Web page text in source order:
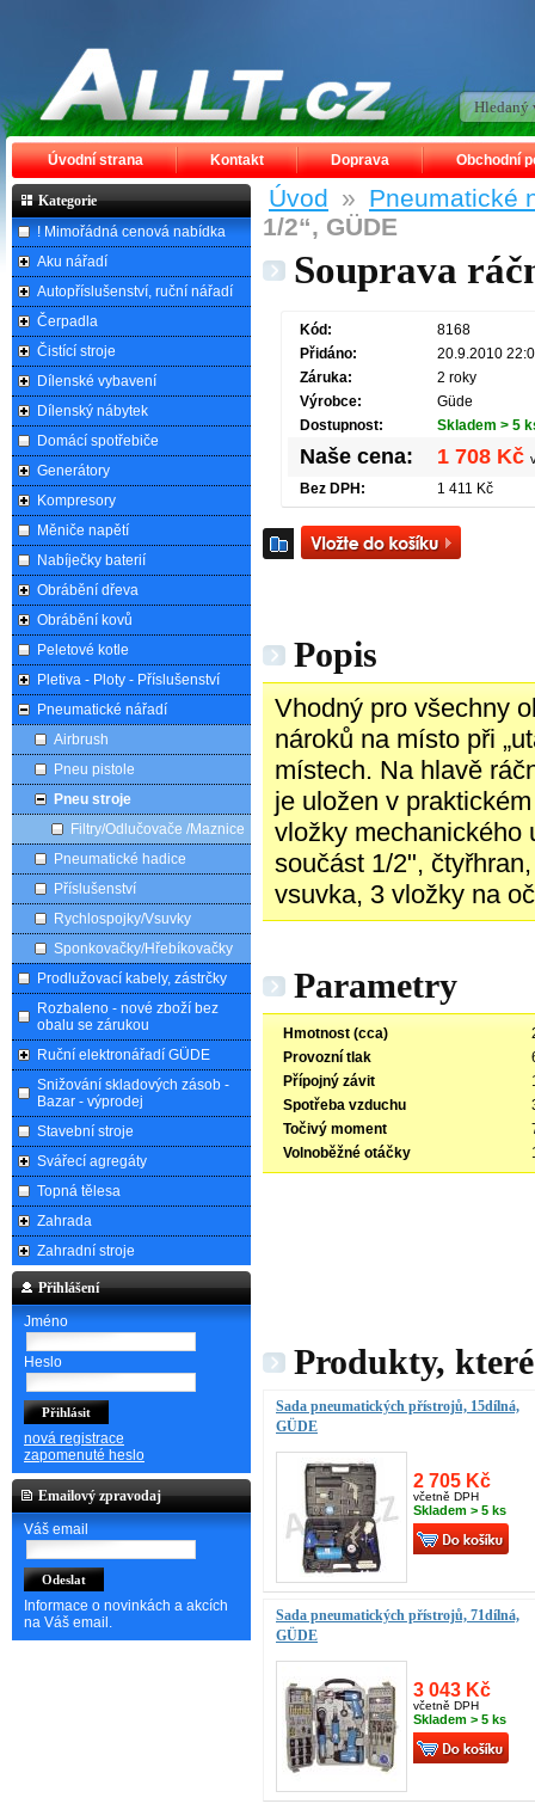
Úvod » Pneumatické
1/2“, GÜDE
Souprava
Kód:
8168
Přidáno:
20.9.2010
Záruka:
2 roky
Výrobce:
Güde
Dostupnost:
Skladem > 5
Naše cena: 1 708 Kč
Bez DPH: 1 411 Kč
Popis
Vhodný pro všechny
nároků na místo při
místech. Na hlavě
je uložen v
vložky mechanického
součást 1/2",
vsuvka, 3 vložky na
Parametry
Hmotnost (cca)
Provozní tlak
Přípojný závit
Spotřeba vzduchu
Točivý moment
Volnoběžné otáčky
Produkty,
Sada pneumatických přístrojů, 15dílná,
GÜDE
2 705 Kč
včetně DPH
Skladem > 5 ks
Sada pneumatických přístrojů, 71dílná,
GÜDE
3 043 Kč
včetně DPH
Skladem > 5 ks
Úvodní strana Kontakt Doprava Obchodní
Kategorie
! Mimořádná cenová nabídka
Aku nářadí
Autopříslušenství, ruční nářadí
Čerpadla
Čistící stroje
Dílenské vybavení
Dílenský nábytek
Domácí spotřebiče
Generátory
Kompresory
Měniče napětí
Nabíječky baterií
Obrábění dřeva
Obrábění kovů
Peletové kotle
Pletiva - Ploty - Příslušenství
Pneumatické nářadí
Airbrush
Pneu pistole
Pneu stroje
Filtry/Odlučovače /Maznice
Pneumatické hadice
Příslušenství
Rychlospojky/Vsuvky
Sponkovačky/Hřebíkovačky
Prodlužovací kabely, zástrčky
Rozbaleno - nové zboží bez
obalu se zárukou
Ruční elektronářadí GÜDE
Snižování skladových zásob -
Bazar - výprodej
Stavební stroje
Svářecí agregáty
Topná tělesa
Zahrada
Zahradní stroje
Přihlášení
Jméno
Heslo
nová registrace
zapomenuté heslo
Emailový zpravodaj
Váš email
Informace o novinkách a akcích
na Váš email.